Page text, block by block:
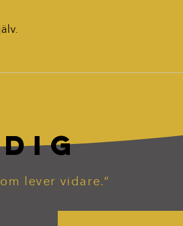
lever vidare.”